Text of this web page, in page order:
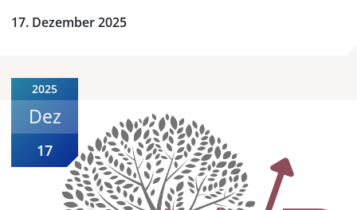
17. Dezember 2025
2025
Dez
17